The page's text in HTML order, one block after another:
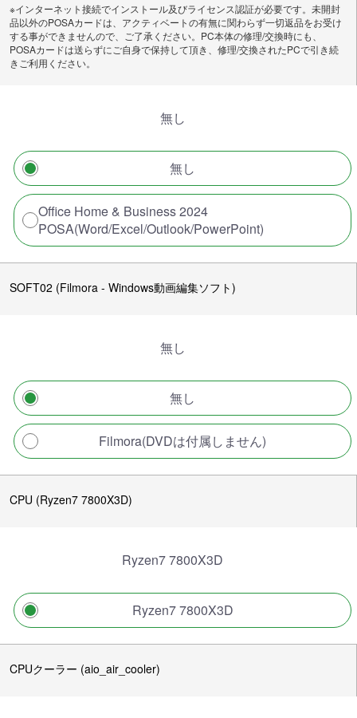
※インターネット接続でインストール及びライセンス認証が必要です。未開封
品以外のPOSAカードは、アクティベートの有無に関わらず一切返品をお受け
する事ができませんので、ご了承ください。PC本体の修理/交換時にも、
POSAカードは送らずにご自身で保持して頂き、修理/交換されたPCで引き続
きご利用ください。
無し
無し
Office Home & Business 2024
POSA(Word/Excel/Outlook/PowerPoint)
SOFT02 (Filmora - Windows動画編集ソフト)
無し
無し
Filmora(DVDは付属しません)
CPU (Ryzen7 7800X3D)
Ryzen7 7800X3D
Ryzen7 7800X3D
CPUクーラー (aio_air_cooler)